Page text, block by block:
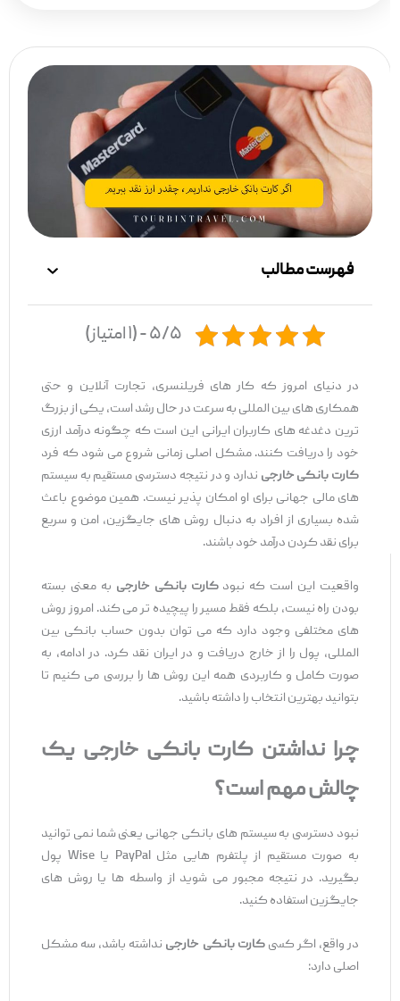
فهرست مطالب
۵/۵ - (۱ امتیاز)
در دنیای امروز که کار های فریلنسری، تجارت آنلاین و حتی
همکاری ‌های بین ‌المللی به‌ سرعت در حال رشد است، یکی از بزرگ
‌ترین دغدغه‌ های کاربران ایرانی این است که چگونه درآمد ارزی
خود را دریافت کنند. مشکل اصلی زمانی شروع می ‌شود که فرد
کارت بانکی خارجیندارد و در نتیجه دسترسی مستقیم به سیستم
‌های مالی جهانی برای او امکان‌ پذیر نیست. همین موضوع باعث
شده بسیاری از افراد به دنبال روش ‌های جایگزین، امن و سریع
برای نقد کردن درآمد خود باشند.
واقعیت این است که نبودکارت بانکی خارجیبه معنی بسته
بودن راه نیست، بلکه فقط مسیر را پیچیده ‌تر می‌ کند. امروز روش‌
های مختلفی وجود دارد که می‌ توان بدون حساب بانکی بین
‌المللی، پول را از خارج دریافت و در ایران نقد کرد. در ادامه، به
‌صورت کامل و کاربردی همه این روش‌ ها را بررسی می ‌کنیم تا
بتوانید بهترین انتخاب را داشته باشید.
چرا نداشتن کارت بانکی خارجی یک
چالش مهم است؟
نبود دسترسی به سیستم ‌های بانکی جهانی یعنی شما نمی‌ توانید
به ‌صورت مستقیم از پلتفرم‌ هایی مثل PayPal یا Wise پول
بگیرید. در نتیجه مجبور می ‌شوید از واسطه‌ ها یا روش ‌های
جایگزین استفاده کنید.
در واقع، اگر کسیکارت بانکی خارجینداشته باشد، سه مشکل
اصلی دارد: